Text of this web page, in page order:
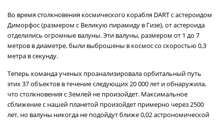
Во время столкновения космического корабля DART с астероидом
Диморфос (размером с Великую пирамиду в Гизе), от астероида
отделились огромные валуны. Эти валуны, размером от 1 до 7
метров в диаметре, были выброшены в космос со скоростью 0,3
метра в секунду.
Теперь команда ученых проанализировала орбитальный путь
этих 37 объектов в течение следующих 20 000 лет и обнаружила,
что столкновения с Землей не произойдет. Максимальное
сближение с нашей планетой произойдет примерно через 2500
лет, но валуны никогда не подойдут ближе 0,02 астрономической